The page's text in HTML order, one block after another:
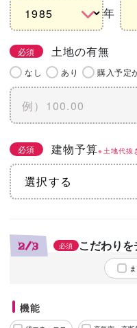
年
必須 土地の有無
なし あり 購入予定
必須 建物予算※土地代抜
2/3 必須 こだわりを
機能